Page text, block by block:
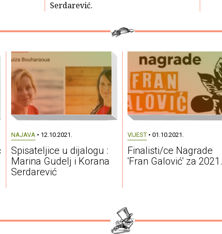
Serdarević.
NAJAVA • 12.10.2021.
Spisateljice u dijalogu :
Marina Gudelj i Korana
Serdarević
VIJEST• 01.10.2021.
Finalisti/ce Nagrade
'Fran Galović' za 2021.